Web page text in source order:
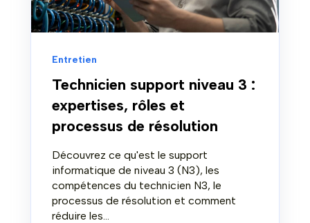
Entretien
Technicien support niveau 3 :
expertises, rôles et
processus de résolution
Découvrez ce qu'est le support
informatique de niveau 3 (N3), les
compétences du technicien N3, le
processus de résolution et comment
réduire les...